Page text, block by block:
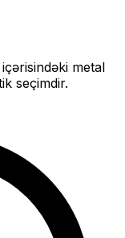
metal
seçimdir.